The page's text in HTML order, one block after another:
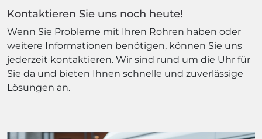
Kontaktieren Sie uns noch heute!
Wenn Sie Probleme mit Ihren Rohren haben oder
weitere Informationen benötigen, können Sie uns
jederzeit kontaktieren. Wir sind rund um die Uhr für
Sie da und bieten Ihnen schnelle und zuverlässige
Lösungen an.